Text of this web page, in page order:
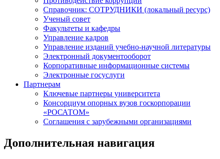
Справочник: СОТРУДНИКИ (локальный ресурс)
Ученый совет
Факультеты и кафедры
Управление кадров
Управление изданий учебно-научной литературы
Электронный документооборот
Корпоративные информационные системы
Электронные госуслуги
Партнерам
Ключевые партнеры университета
Консорциум опорных вузов госкорпорации
«РОСАТОМ»
Соглашения с зарубежными организациями
Дополнительная навигация